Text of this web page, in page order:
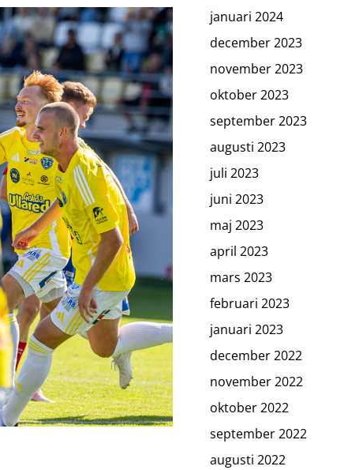
januari 2024
december 2023
november 2023
oktober 2023
september 2023
augusti 2023
juli 2023
juni 2023
maj 2023
april 2023
mars 2023
februari 2023
januari 2023
december 2022
november 2022
oktober 2022
september 2022
augusti 2022